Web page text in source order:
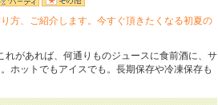
方、ご紹介します。今すぐ頂きたくなる初夏の
れがあれば、何通りものジュースに食前酒に、サ
ホットでもアイスでも。長期保存や冷凍保存も